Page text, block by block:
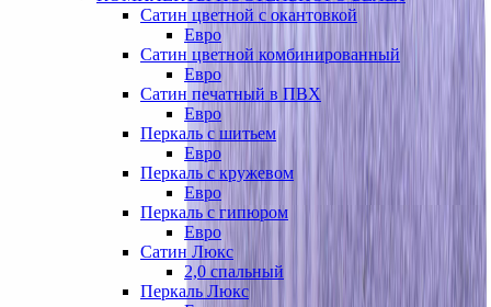
Сатин цветной с окантовкой
Евро
Сатин цветной комбинированный
Евро
Сатин печатный в ПВХ
Евро
Перкаль с шитьем
Евро
Перкаль с кружевом
Евро
Перкаль с гипюром
Евро
Сатин Люкс
2,0 спальный
Перкаль Люкс